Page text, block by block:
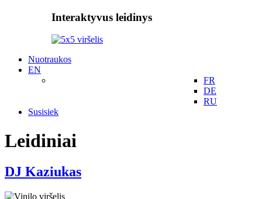
Interaktyvus leidinys
Nuotraukos
EN
FR
DE
RU
Susisiek
Leidiniai
DJ Kaziukas